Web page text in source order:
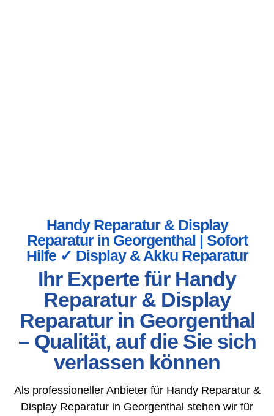
Handy Reparatur & Display
Reparatur in Georgenthal | Sofort
Hilfe ✓ Display & Akku Reparatur
Ihr Experte für Handy
Reparatur & Display
Reparatur in Georgenthal
– Qualität, auf die Sie sich
verlassen können
Als professioneller Anbieter für Handy Reparatur &
Display Reparatur in Georgenthal stehen wir für